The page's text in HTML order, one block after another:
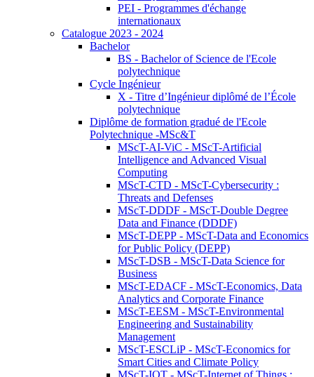
PEI - Programmes d'échange
internationaux
Catalogue 2023 - 2024
Bachelor
BS - Bachelor of Science de l'Ecole
polytechnique
Cycle Ingénieur
X - Titre d’Ingénieur diplômé de l’École
polytechnique
Diplôme de formation gradué de l'Ecole
Polytechnique -MSc&T
MScT-AI-ViC - MScT-Artificial
Intelligence and Advanced Visual
Computing
MScT-CTD - MScT-Cybersecurity :
Threats and Defenses
MScT-DDDF - MScT-Double Degree
Data and Finance (DDDF)
MScT-DEPP - MScT-Data and Economics
for Public Policy (DEPP)
MScT-DSB - MScT-Data Science for
Business
MScT-EDACF - MScT-Economics, Data
Analytics and Corporate Finance
MScT-EESM - MScT-Environmental
Engineering and Sustainability
Management
MScT-ESCLiP - MScT-Economics for
Smart Cities and Climate Policy
MScT-IOT - MScT-Internet of Things :